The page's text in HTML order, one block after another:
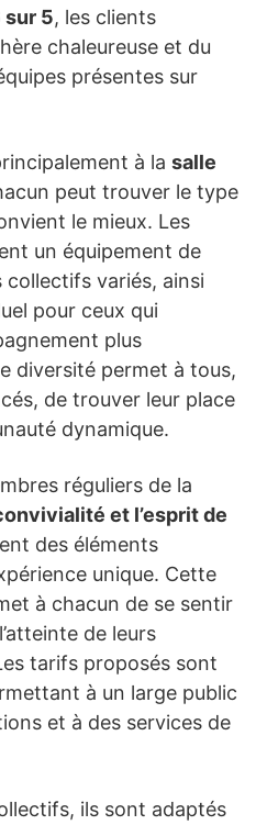
sur 5, les clients
chaleureuse et du
présentes sur
à la salle
peut trouver le type
le mieux. Les
un équipement de
collectifs variés, ainsi
pour ceux qui
plus
diversité permet à tous,
de trouver leur place
dynamique.
réguliers de la
et l’esprit de
des éléments
unique. Cette
à chacun de se sentir
de leurs
tarifs proposés sont
à un large public
et à des services de
ils sont adaptés